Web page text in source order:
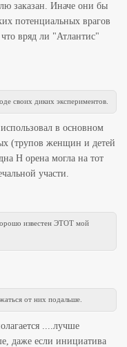
заказан. Иначе они бы
потенциальных врагов
вряд ли "Атлантис"
своих диких экспериментов.
в основном
(трупов женщин и детей
Н орена могла на тот
участи.
известен ЭТОТ мой
от них подальше.
....лучше
даже если инициатива